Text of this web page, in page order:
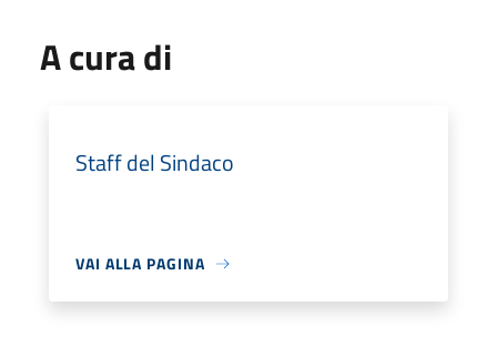
A cura di
Staff del Sindaco
VAI ALLA PAGINA